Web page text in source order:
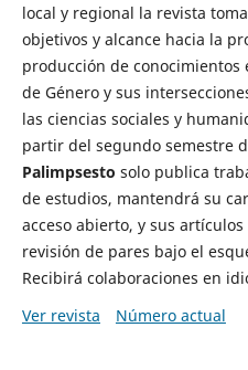
local y regional la revista
objetivos y alcance hacia la
producción de conocimientos
de Género y sus
las ciencias sociales y
partir del segundo semestre
Palimpsesto solo publica
de estudios, mantendrá su
acceso abierto, y sus
revisión de pares bajo el
Recibirá colaboraciones en
Ver revista
Número actual